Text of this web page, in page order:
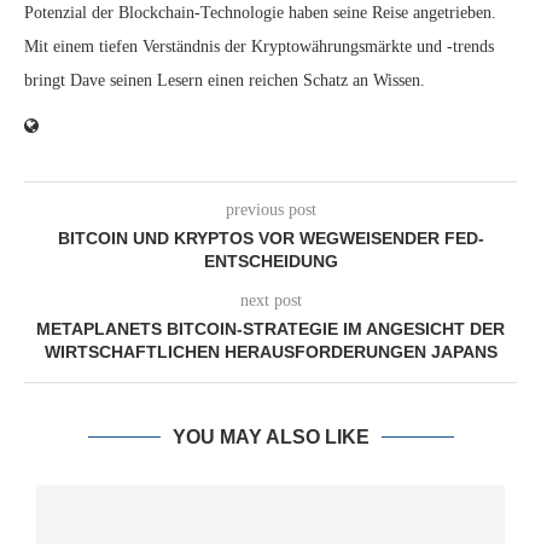
Potenzial der Blockchain-Technologie haben seine Reise angetrieben.
Mit einem tiefen Verständnis der Kryptowährungsmärkte und -trends
bringt Dave seinen Lesern einen reichen Schatz an Wissen.
previous post
BITCOIN UND KRYPTOS VOR WEGWEISENDER FED-
ENTSCHEIDUNG
next post
METAPLANETS BITCOIN-STRATEGIE IM ANGESICHT DER
WIRTSCHAFTLICHEN HERAUSFORDERUNGEN JAPANS
YOU MAY ALSO LIKE